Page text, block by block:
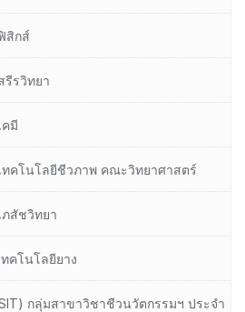
สิกส์
รีรวิทยา
คมี
ทคโนโลยีชีวภาพ คณะวิทยาศาสตร์
ภสัชวิทยา
คโนโลยียาง
กลุ่มสาขาวิชาชีวนวัตกรรมฯ ประจํา